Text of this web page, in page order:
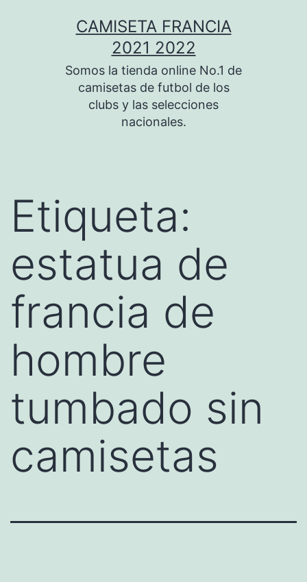
CAMISETA FRANCIA
2021 2022
Somos la tienda online No.1 de
camisetas de futbol de los
clubs y las selecciones
nacionales.
Etiqueta:
estatua de
francia de
hombre
tumbado sin
camisetas